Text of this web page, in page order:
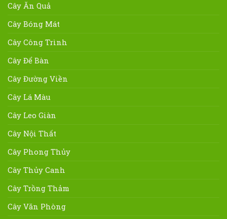
Cây Ăn Quả
Cây Bóng Mát
Cây Công Trình
Cây Để Bàn
Cây Đường Viền
Cây Lá Màu
Cây Leo Giàn
Cây Nội Thất
Cây Phong Thủy
Cây Thủy Canh
Cây Trồng Thảm
Cây Văn Phòng